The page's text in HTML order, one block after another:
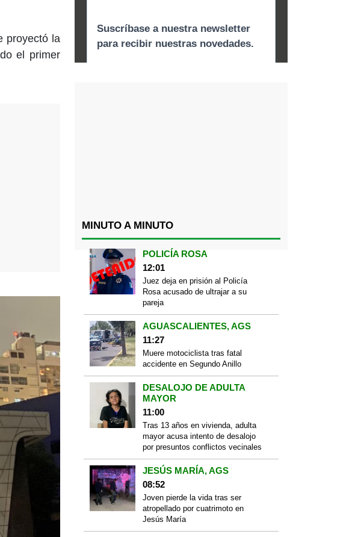
proyectó la
el primer
MINUTO A MINUTO
POLICÍA ROSA
12:01
Juez deja en prisión al Policía
Rosa acusado de ultrajar a su
pareja
AGUASCALIENTES, AGS
11:27
Muere motociclista tras fatal
accidente en Segundo Anillo
DESALOJO DE ADULTA
MAYOR
11:00
Tras 13 años en vivienda, adulta
mayor acusa intento de desalojo
por presuntos conflictos vecinales
JESÚS MARÍA, AGS
08:52
Joven pierde la vida tras ser
atropellado por cuatrimoto en
Jesús María